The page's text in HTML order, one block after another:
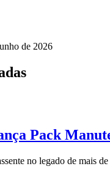
de 2026
Pack
no legado de mais